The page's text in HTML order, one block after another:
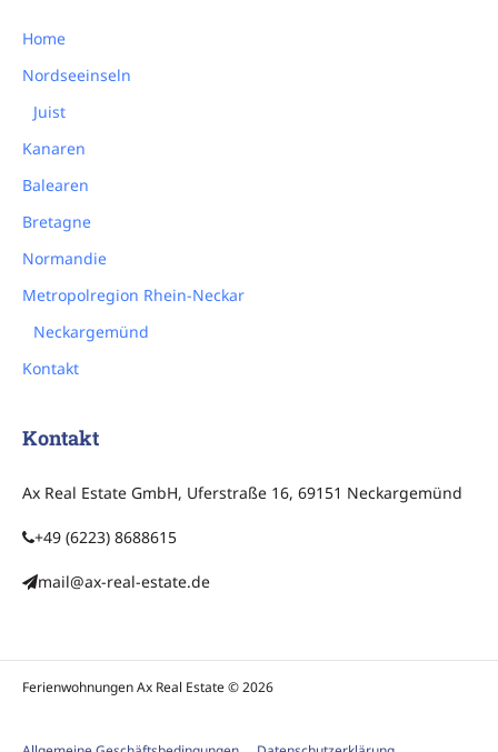
Home
Nordseeinseln
Juist
Kanaren
Balearen
Bretagne
Normandie
Metropolregion Rhein-Neckar
Neckargemünd
Kontakt
Kontakt
Ax Real Estate GmbH, Uferstraße 16, 69151 Neckargemünd
+49 (6223) 8688615
mail@ax-real-estate.de
Ferienwohnungen Ax Real Estate © 2026